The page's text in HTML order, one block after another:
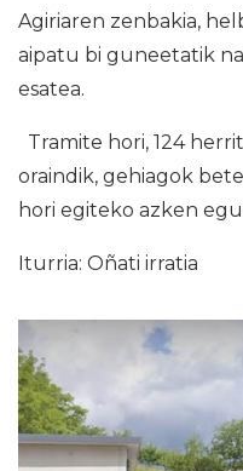
Agiriaren zenbakia,
aipatu bi guneetatik
esatea.
Tramite hori, 124
oraindik, gehiagok
hori egiteko azken
Iturria: Oñati irratia